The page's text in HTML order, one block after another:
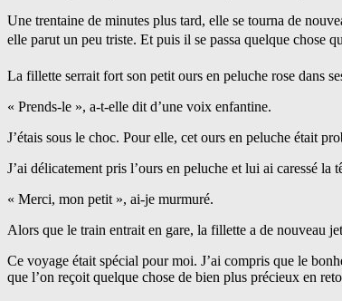
Une trentaine de minutes plus tard, elle se tourna de
elle parut un peu triste. Et puis il se passa quelque chose
La fillette serrait fort son petit ours en peluche rose dans
« Prends-le », a-t-elle dit d’une voix enfantine.
J’étais sous le choc. Pour elle, cet ours en peluche était
J’ai délicatement pris l’ours en peluche et lui ai caressé la
« Merci, mon petit », ai-je murmuré.
Alors que le train entrait en gare, la fillette a de nouveau
Ce voyage était spécial pour moi. J’ai compris que le
que l’on reçoit quelque chose de bien plus précieux en